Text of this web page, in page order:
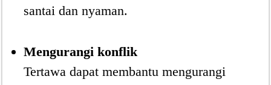
santai dan nyaman.
Mengurangi konflik
Tertawa dapat membantu mengurangi